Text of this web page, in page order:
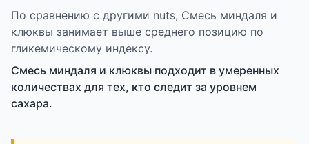
По сравнению с другими nuts, Смесь миндаля и
клюквы занимает выше среднего позицию по
гликемическому индексу.
Смесь миндаля и клюквы подходит в умеренных
количествах для тех, кто следит за уровнем
сахара.